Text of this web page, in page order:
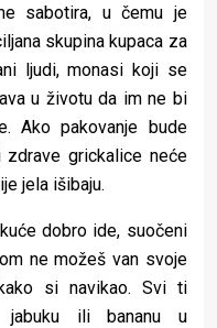
sabotira, u čemu je
skupina kupaca za
ljudi, monasi koji se
u životu da im ne bi
Ako pakovanje bude
grickalice neće
jela išibaju.
dobro ide, suočeni
ne možeš van svoje
si navikao. Svi ti
jabuku ili bananu u